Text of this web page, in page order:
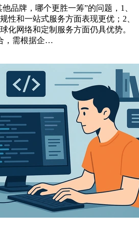
品牌，哪个更胜一筹”的问题，1、
性和一站式服务方面表现更优；2、
化网络和定制服务方面仍具优势。
，需根据企…